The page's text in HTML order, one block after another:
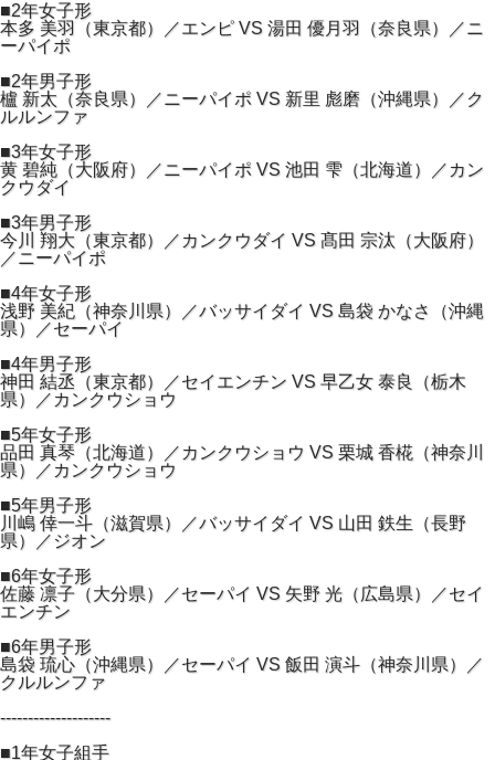
■2年女子形
本多 美羽（東京都）／エンピ VS 湯田 優月羽（奈良県）／ニ
ーパイポ
■2年男子形
櫨 新太（奈良県）／ニーパイポ VS 新里 彪磨（沖縄県）／ク
ルルンファ
■3年女子形
黄 碧純（大阪府）／ニーパイポ VS 池田 雫（北海道）／カン
クウダイ
■3年男子形
今川 翔大（東京都）／カンクウダイ VS 髙田 宗汰（大阪府）
／ニーパイポ
■4年女子形
浅野 美紀（神奈川県）／バッサイダイ VS 島袋 かなさ（沖縄
県）／セーパイ
■4年男子形
神田 結丞（東京都）／セイエンチン VS 早乙女 泰良（栃木
県）／カンクウショウ
■5年女子形
品田 真琴（北海道）／カンクウショウ VS 栗城 香椛（神奈川
県）／カンクウショウ
■5年男子形
川嶋 倖一斗（滋賀県）／バッサイダイ VS 山田 鉄生（長野
県）／ジオン
■6年女子形
佐藤 凛子（大分県）／セーパイ VS 矢野 光（広島県）／セイ
エンチン
■6年男子形
島袋 琉心（沖縄県）／セーパイ VS 飯田 演斗（神奈川県）／
クルルンファ
--------------------
■1年女子組手